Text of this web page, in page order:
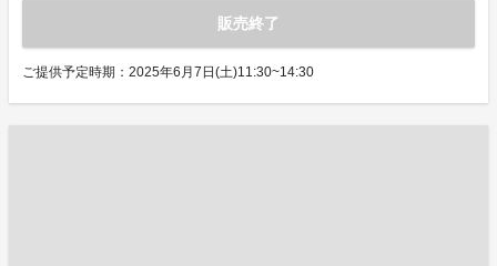
販売終了
ご提供予定時期：2025年6月7日(土)11:30~14:30